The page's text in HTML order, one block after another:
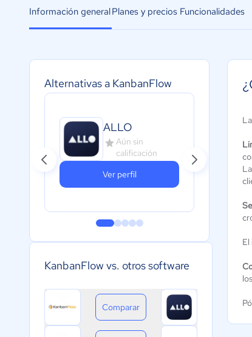
Información generalPlanes y precios Funcionalidades
Alternativas a KanbanFlow
ALLO
Aún sin
calificación
Ver perfil
KanbanFlow vs. otros software
Comparar